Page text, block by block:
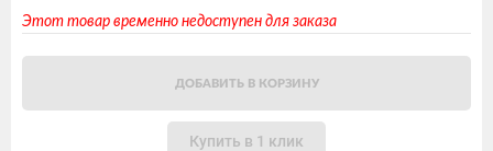
Этот товар временно недоступен для заказа
ДОБАВИТЬ В КОРЗИНУ
Купить в 1 клик